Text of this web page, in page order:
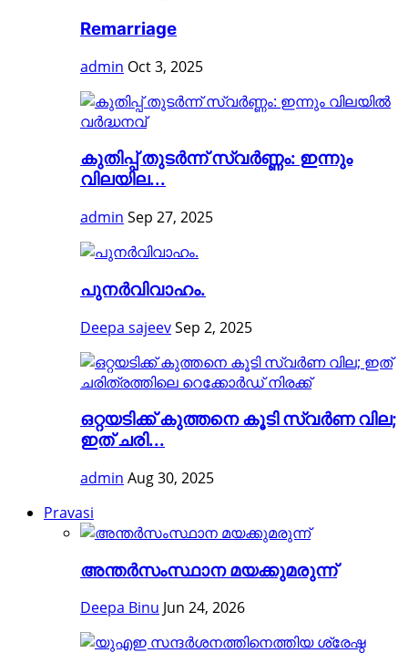
Remarriage
admin Oct 3, 2025
കുതിപ്പ് തുടര്‍ന്ന് സ്വര്‍ണ്ണം: ഇന്നും
വിലയില...
admin Sep 27, 2025
പുനർവിവാഹം.
Deepa sajeevSep 2, 2025
ഒറ്റയടിക്ക് കുത്തനെ കൂടി സ്വര്‍ണ വില;
ഇത് ചരി...
admin Aug 30, 2025
Pravasi
അന്തര്‍സംസ്ഥാന മയക്കുമരുന്ന്
Deepa Binu Jun 24, 2026